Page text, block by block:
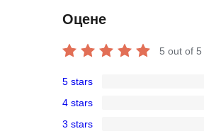
Оцене
5 out of 5
5-
star
5 stars
4-
4 stars
3 stars